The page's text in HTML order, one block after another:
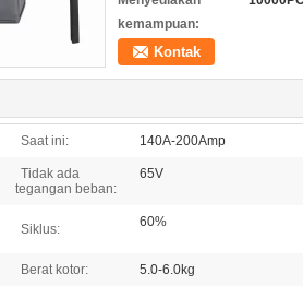
kemampuan:
Kontak
Saat ini: 140A-200Amp
Tidak ada
tegangan beban:
65V
Siklus: 60%
Berat kotor: 5.0-6.0kg